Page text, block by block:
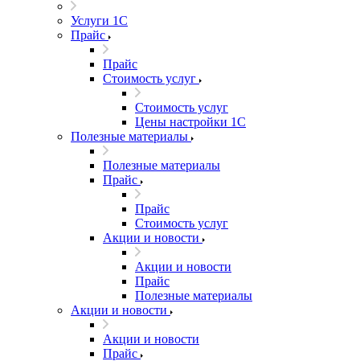
Услуги 1С
Прайс
Прайс
Стоимость услуг
Стоимость услуг
Цены настройки 1С
Полезные материалы
Полезные материалы
Прайс
Прайс
Стоимость услуг
Акции и новости
Акции и новости
Прайс
Полезные материалы
Акции и новости
Акции и новости
Прайс